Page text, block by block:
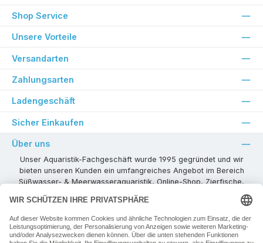
Shop Service
Unsere Vorteile
Versandarten
Zahlungsarten
Ladengeschäft
Sicher Einkaufen
Über uns
Unser Aquaristik-Fachgeschäft wurde 1995 gegründet und wir
bieten unseren Kunden ein umfangreiches Angebot im Bereich
Süßwasser- & Meerwasseraquaristik, Online-Shop, Zierfische,
Pflanzen, Aquarienkombinationen, Technikzubehör usw. ! Als
kompetenter Aquaristik-Fachhandelspartner stehen wir Ihnen für
alle Ihre Projekte und Einrichtungs- oder Besatzwünsche zur
Verfügung!